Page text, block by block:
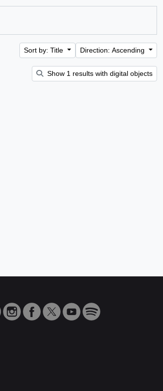
Sort by: Title Direction: Ascending
Show 1 results with digital objects